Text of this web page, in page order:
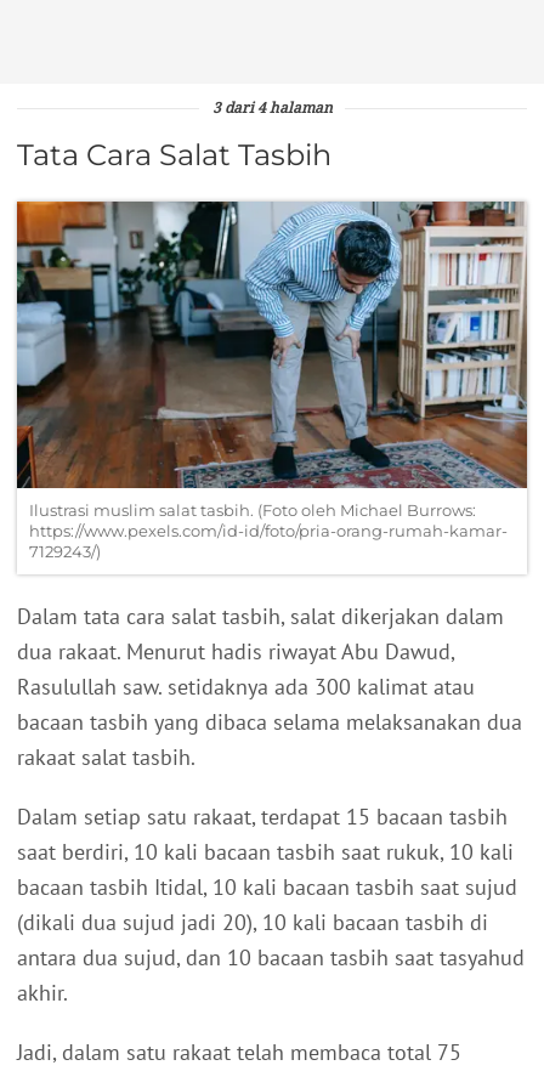
3 dari 4 halaman
Tata Cara Salat Tasbih
Ilustrasi muslim salat tasbih. (Foto oleh Michael Burrows:
https://www.pexels.com/id-id/foto/pria-orang-rumah-kamar-
7129243/)
Dalam tata cara salat tasbih, salat dikerjakan dalam
dua rakaat. Menurut hadis riwayat Abu Dawud,
Rasulullah saw. setidaknya ada 300 kalimat atau
bacaan tasbih yang dibaca selama melaksanakan dua
rakaat salat tasbih.
Dalam setiap satu rakaat, terdapat 15 bacaan tasbih
saat berdiri, 10 kali bacaan tasbih saat rukuk, 10 kali
bacaan tasbih Itidal, 10 kali bacaan tasbih saat sujud
(dikali dua sujud jadi 20), 10 kali bacaan tasbih di
antara dua sujud, dan 10 bacaan tasbih saat tasyahud
akhir.
Jadi, dalam satu rakaat telah membaca total 75